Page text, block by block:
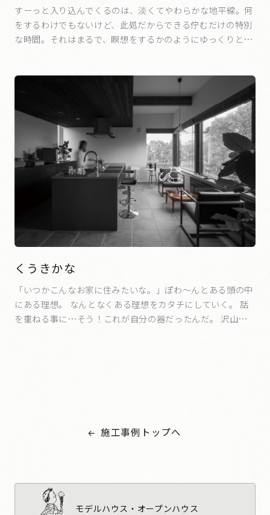
すーっと入り込んでくるのは、淡くてやわらかな地平線。何
をするわけでもないけど、此処だからできる佇むだけの特別
な時間。それはまるで、瞑想をするかのようにゆっくりと心
くうきかな
「いつかこんなお家に住みたいな。」ぽわ～んとある頭の中
にある理想。 なんとなくある理想をカタチにしていく。 話
を重ねる事に…そう！これが自分の器だったんだ。 沢山の
うきかなという器。 施工事例トップへ
モデルハウス・オープンハウス